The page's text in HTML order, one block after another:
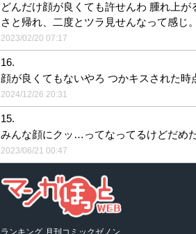
どんだけ顔が良くても許せんわ 腫れ上
さと帰れ、二度とツラ見せんなって感じ。
2023/02/20 07:17
16.
顔が良くてもないやろ つかキスされた
2024/12/26 20:31
15.
みんな顔にクッ…ってなってるけどだめ
2023/06/21 00:47